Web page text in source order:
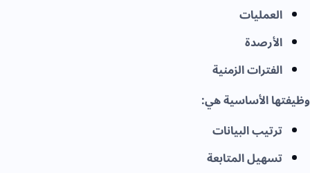
العمليات
الأرصدة
الفترات الزمنية
وظيفتها الأساسية هي:
ترتيب البيانات
تسهيل المتابعة